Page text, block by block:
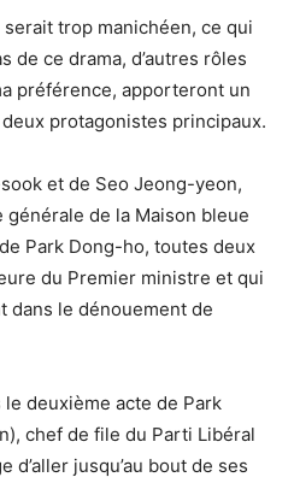
trop manichéen, ce qui
de ce drama, d’autres rôles
préférence, apporteront un
protagonistes principaux.
et de Seo Jeong-yeon,
de la Maison bleue
Park Dong-ho, toutes deux
du Premier ministre et qui
dans le dénouement de
le deuxième acte de Park
chef de file du Parti Libéral
d’aller jusqu’au bout de ses